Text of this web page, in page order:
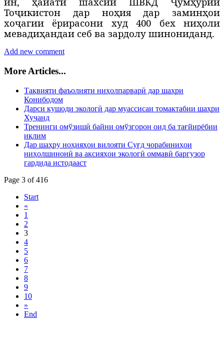
Тоҷикистон дар ноҳия дар заминҳои
хоҷагии ёрирасони худ 400 бех ниҳоли
мевадиҳандаи себ ва зардолу шинониданд.
Add new comment
More Articles...
Тақвияти фаъолияти ниҳолпарварӣ дар шаҳри
Конибодом
Дарси кушоди экологӣ дар муассисаи томактабии шаҳри
Хуҷанд
Тренинги омўзишӣ байни омўзгорон оид ба тағйирёбии
иқлим
Дар шаҳру ноҳияҳои вилояти Суғд чорабиниҳои
ниҳолшинонӣ ва аксияҳои экологӣ оммавӣ баргузор
гардида истодааст
Page 3 of 416
Start
«
1
2
3
4
5
6
7
8
9
10
»
End